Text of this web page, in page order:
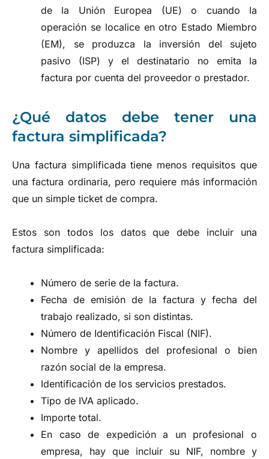
de la Unión Europea (UE) o cuando la
operación se localice en otro Estado Miembro
(EM), se produzca la inversión del sujeto
pasivo (ISP) y el destinatario no emita la
factura por cuenta del proveedor o prestador.
¿Qué datos debe tener una
factura simplificada?
Una factura simplificada tiene menos requisitos que
una factura ordinaria, pero requiere más información
que un simple ticket de compra.
Estos son todos los datos que debe incluir una
factura simplificada:
Número de serie de la factura.
Fecha de emisión de la factura y fecha del
trabajo realizado, si son distintas.
Número de Identificación Fiscal (NIF).
Nombre y apellidos del profesional o bien
razón social de la empresa.
Identificación de los servicios prestados.
Tipo de IVA aplicado.
Importe total.
En caso de expedición a un profesional o
empresa, hay que incluir su NIF, nombre y